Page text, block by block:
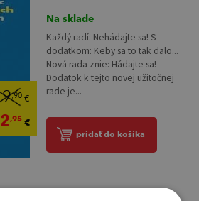
9,90€
2,95€
Na sklade
Každý radí: Nehádajte sa! S
dodatkom: Keby sa to tak dalo...
Nová rada znie: Hádajte sa!
Dodatok k tejto novej užitočnej
rade je...
pridať do košíka